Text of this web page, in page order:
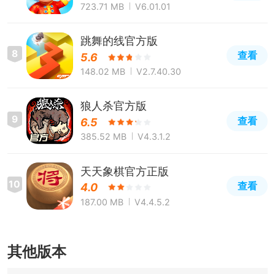
723.71 MB V6.01.01
8
跳舞的线官方版
5.6
148.02 MB V2.7.40.30
查看
9
狼人杀官方版
6.5
385.52 MB V4.3.1.2
查看
10
天天象棋官方正版
4.0
187.00 MB V4.4.5.2
查看
其他版本